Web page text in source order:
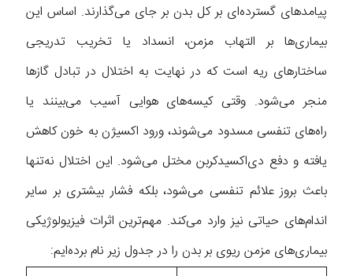
پیامدهای گسترده‌ای بر کل بدن بر جای می‌گذارند. اساس این
بیماری‌ها بر التهاب مزمن، انسداد یا تخریب تدریجی
ساختارهای ریه است که در نهایت به اختلال در تبادل گازها
منجر می‌شود. وقتی کیسه‌های هوایی آسیب می‌بینند یا
راه‌های تنفسی مسدود می‌شوند، ورود اکسیژن به خون کاهش
یافته و دفع دی‌اکسیدکربن مختل می‌شود. این اختلال نه‌تنها
باعث بروز علائم تنفسی می‌شود، بلکه فشار بیشتری بر سایر
اندام‌های حیاتی نیز وارد می‌کند. مهم‌ترین اثرات فیزیولوژیکی
بیماری‌های مزمن ریوی بر بدن را در جدول زیر نام برده‌ایم: